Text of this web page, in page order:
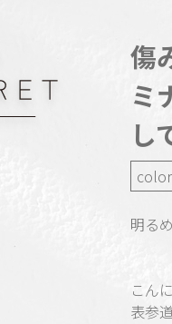
傷
ミ
し
color
明る
こん
表参